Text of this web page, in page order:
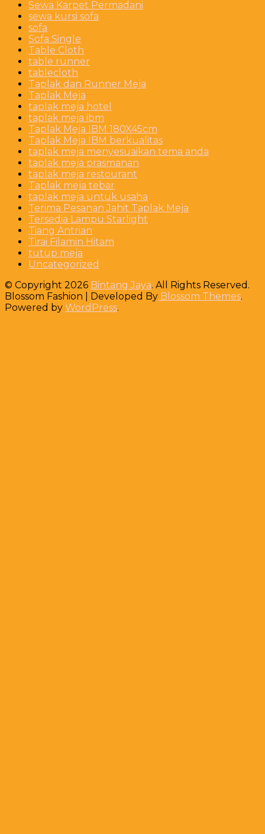
Sewa Karpet Permadani
sewa kursi sofa
sofa
Sofa Single
Table Cloth
table runner
tablecloth
Taplak dan Runner Meja
Taplak Meja
taplak meja hotel
taplak meja ibm
Taplak Meja IBM 180X45cm
Taplak Meja IBM berkualitas
taplak meja menyesuaikan tema anda
taplak meja prasmanan
taplak meja restourant
Taplak meja tebar
taplak meja untuk usaha
Terima Pesanan Jahit Taplak Meja
Tersedia Lampu Starlight
Tiang Antrian
Tirai Filamin Hitam
tutup meja
Uncategorized
© Copyright 2026 Bintang Jaya. All Rights Reserved.
Blossom Fashion | Developed By Blossom Themes.
Powered by WordPress.